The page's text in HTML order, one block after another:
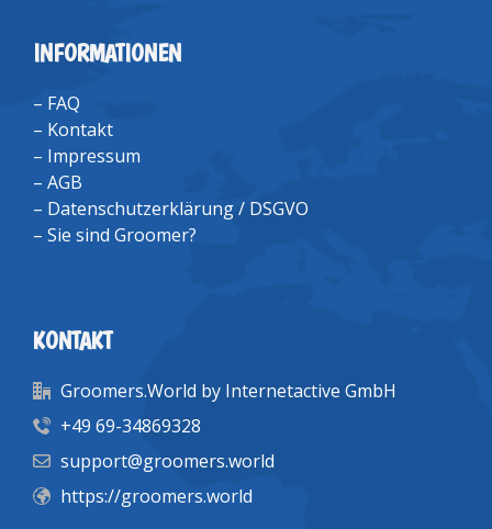
INFORMATIONEN
– FAQ
– Kontakt
– Impressum
– AGB
– Datenschutzerklärung / DSGVO
– Sie sind Groomer?
KONTAKT
Groomers.World by Internetactive GmbH
+49 69-34869328
support@groomers.world
https://groomers.world